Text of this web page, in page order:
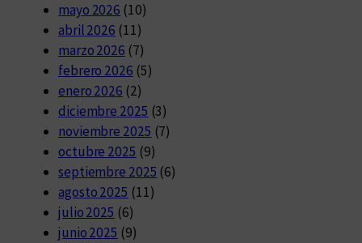
mayo 2026 (10)
abril 2026 (11)
marzo 2026 (7)
febrero 2026 (5)
enero 2026 (2)
diciembre 2025 (3)
noviembre 2025 (7)
octubre 2025 (9)
septiembre 2025 (6)
agosto 2025 (11)
julio 2025 (6)
junio 2025 (9)